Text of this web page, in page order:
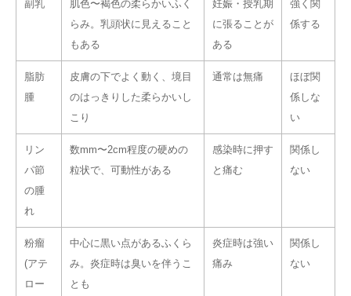
副乳
肌色〜褐色の柔らかいふく
らみ。乳頭状に見えること
もある
妊娠・授乳期
に張ることが
ある
強く関
係する
脂肪
腫
皮膚の下でよく動く、境目
のはっきりした柔らかいし
こり
通常は無痛
ほぼ関
係しな
い
リン
パ節
の腫
れ
数mm〜2cm程度の硬めの
粒状で、可動性がある
感染時に押す
と痛む
関係し
ない
粉瘤
(アテ
ロー
中心に黒い点があるふくら
み。炎症時は臭いを伴うこ
とも
炎症時は強い
痛み
関係し
ない